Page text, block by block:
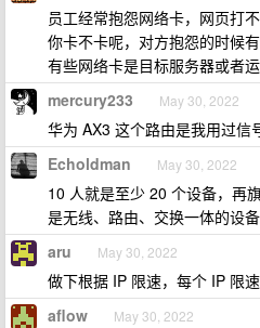
员工经常抱怨网络卡，网页打
你卡不卡呢，对方抱怨的时候
有些网络卡是目标服务器或者
mercury233 May 30, 2022
华为 AX3 这个路由是我用过信
Echoldman May 30, 2022
10 人就是至少 20 个设备，再
是无线、路由、交换一体的设备
aru May 30, 2022
做下根据 IP 限速，每个 IP 限
aflow May 30, 2022